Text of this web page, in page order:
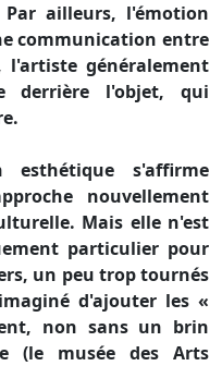
ailleurs, l'émotion
communication entre
l'artiste généralement
derrière l'objet, qui
esthétique s'affirme
nouvellement
Mais elle n'est
particulier pour
un peu trop tournés
d'ajouter les «
non sans un brin
(le musée des Arts